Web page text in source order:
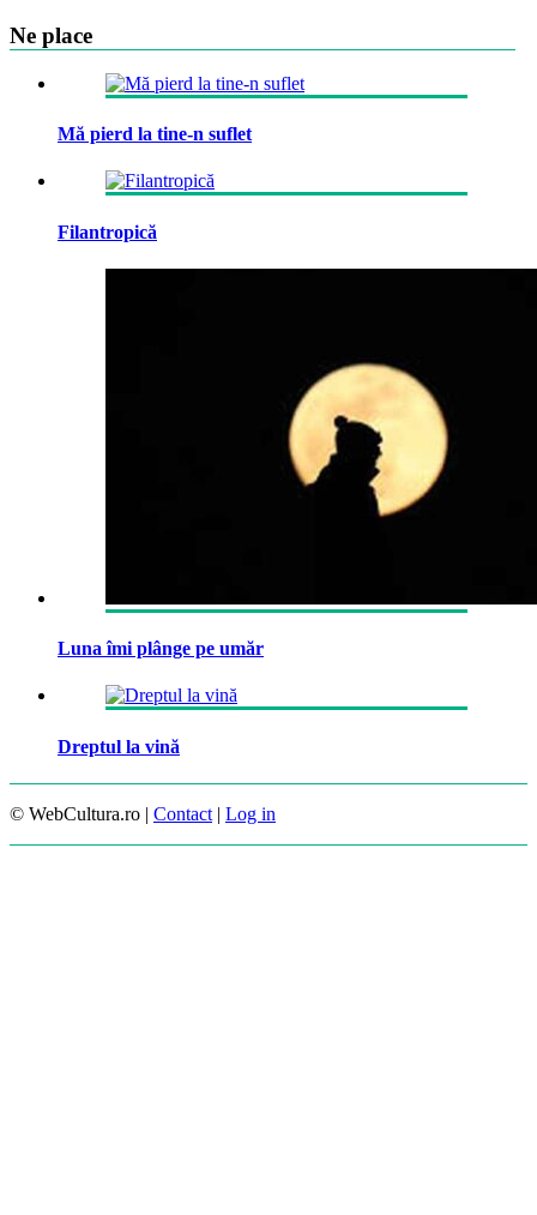
Ne place
Mă pierd la tine-n suflet
Filantropică
Luna îmi plânge pe umăr
Dreptul la vină
© WebCultura.ro | Contact | Log in